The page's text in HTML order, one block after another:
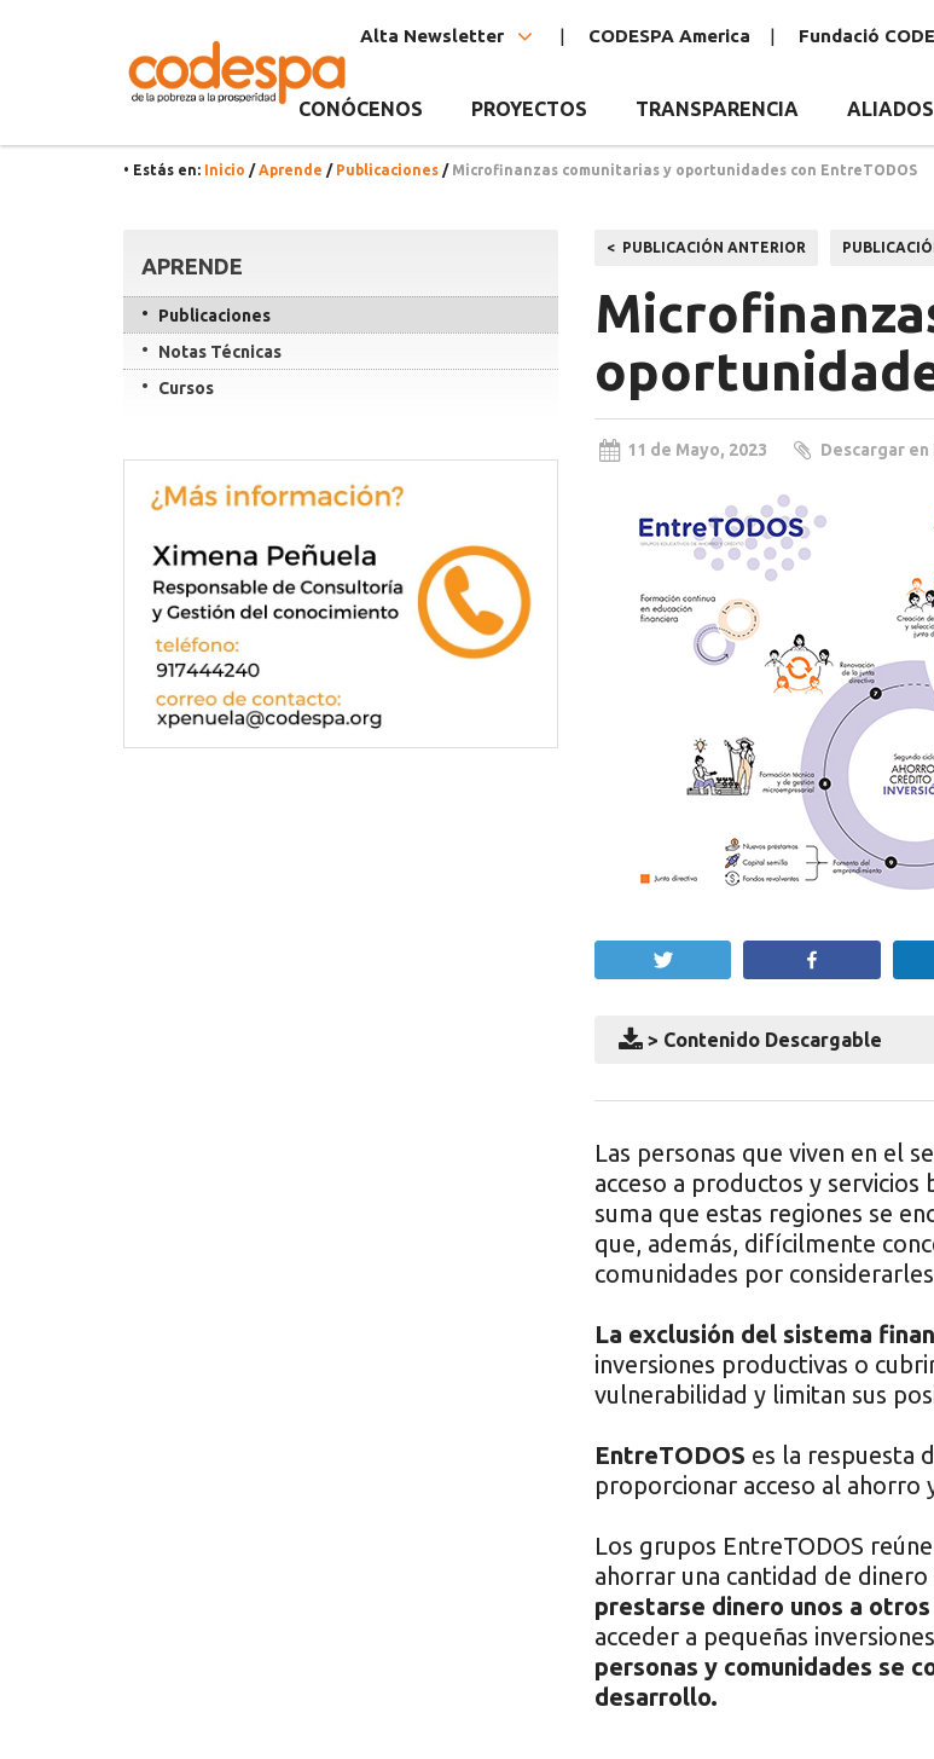
Publicación Alta Newsletter CODESPA America Fundació
CONÓCENOS PROYECTOS TRANSPARENCIA ALIADOS
• Estás en: Inicio / Aprende / Publicaciones / Microfinanzas comunitarias y oportunidades con EntreTODOS
Navegación
de
entradas
PUBLICACIÓN ANTERIOR
11 de Mayo, 2023 Descargar en
> Contenido Descargable
Las personas que viven en el
acceso a productos y servicios
suma que estas regiones se
que, además, difícilmente
comunidades por
La exclusión del sistema
inversiones productivas o
vulnerabilidad y limitan sus
EntreTODOS es la respuesta
proporcionar acceso al ahorro
Los grupos EntreTODOS
ahorrar una cantidad de
prestarse dinero unos a
acceder a pequeñas
personas y comunidades se
desarrollo.
APRENDE
Publicaciones
Notas Técnicas
Cursos
con
CODESPApro